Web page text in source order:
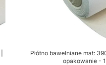
Płótno bawełniane mat:
opakowanie -